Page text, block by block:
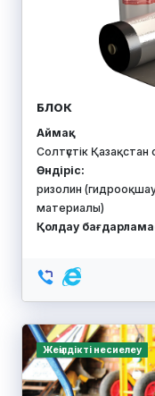
Солтүстік
Қолдау
Жоба субсидияланады
КОМПАНИЯ
Н.П.